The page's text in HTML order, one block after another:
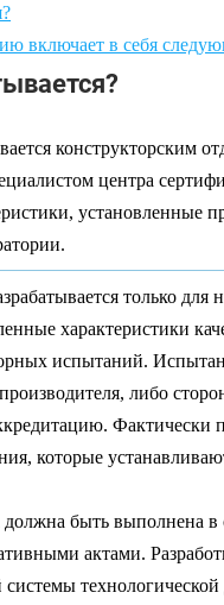
включает в себя
конструкторским
центра
установленные
только для
характеристики
испытаний.
либо
Фактически
которые
должна быть выполнена
актами.
системы